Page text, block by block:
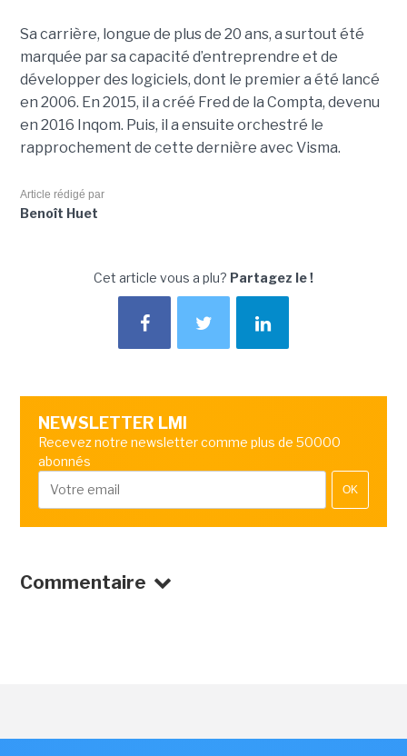
Sa carrière, longue de plus de 20 ans, a surtout été
marquée par sa capacité d’entreprendre et de
développer des logiciels, dont le premier a été lancé
en 2006. En 2015, il a créé Fred de la Compta, devenu
en 2016 Inqom. Puis, il a ensuite orchestré le
rapprochement de cette dernière avec Visma.
Article rédigé par
Benoît Huet
Cet article vous a plu? Partagez le !
NEWSLETTER LMI
Recevez notre newsletter comme plus de 50000
abonnés
OK
Commentaire